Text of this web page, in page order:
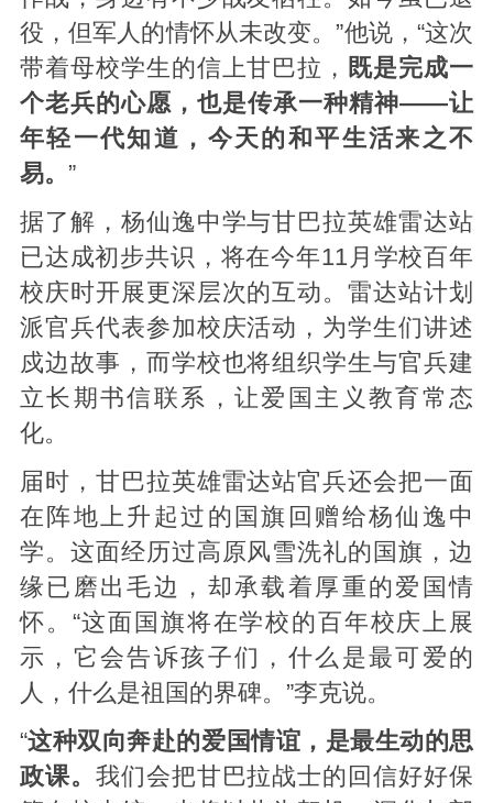
役，但军人的情怀从未改变。”他说，“这次
带着母校学生的信上甘巴拉， 既是完成一
个老兵的心愿，也是传承一种精神——让
年轻一代知道，今天的和平生活来之不
易。 ”
据了解，杨仙逸中学与甘巴拉英雄雷达站
已达成初步共识，将在今年11月学校百年
校庆时开展更深层次的互动。雷达站计划
派官兵代表参加校庆活动，为学生们讲述
戍边故事，而学校也将组织学生与官兵建
立长期书信联系，让爱国主义教育常态
化。
届时，甘巴拉英雄雷达站官兵还会把一面
在阵地上升起过的国旗回赠给杨仙逸中
学。这面经历过高原风雪洗礼的国旗，边
缘已磨出毛边，却承载着厚重的爱国情
怀。“这面国旗将在学校的百年校庆上展
示，它会告诉孩子们，什么是最可爱的
人，什么是祖国的界碑。”李克说。
“这种双向奔赴的爱国情谊，是最生动的思
政课。 我们会把甘巴拉战士的回信好好保